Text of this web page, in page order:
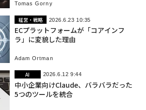
Tomas Gorny
経営・戦略 2026.6.23 10:35
ECプラットフォームが「コアインフ
ラ」に変貌した理由
Adam Ortman
AI 2026.6.12 9:44
中小企業向けClaude、バラバラだった
5つのツールを統合